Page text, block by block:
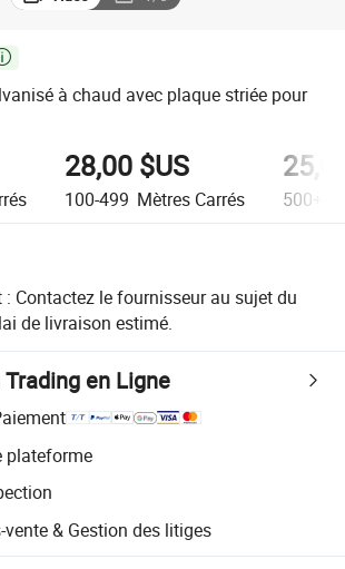
à chaud avec plaque striée pour
28,00 $US
100-499 Mètres Carrés 500+
: Contactez le fournisseur au sujet du
de livraison estimé.
en Ligne
plateforme
clair avec des logistiques prises en charge par
à l'expédition optionnelle pour des contrôles de
vente & Gestion des litiges
assistée par la plateforme, y compris les